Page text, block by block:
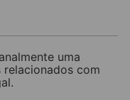
uma
com